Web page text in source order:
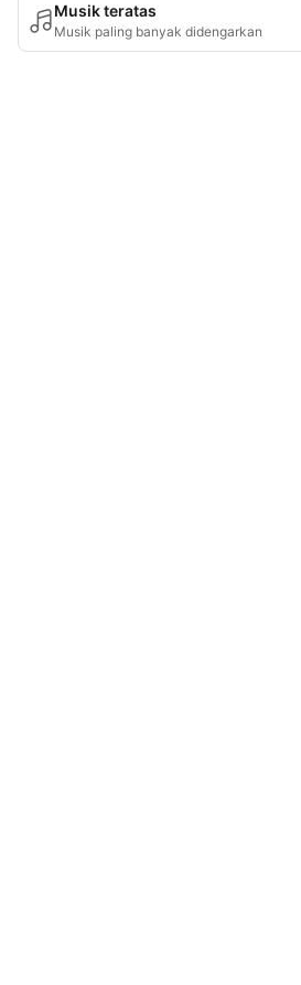
Musik teratas
Musik paling banyak didengarkan